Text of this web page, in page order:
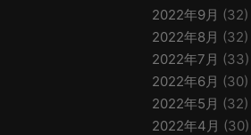
2022年9月 (32)
2022年8月 (32)
2022年7月 (33)
2022年6月 (30)
2022年5月 (32)
2022年4月 (30)